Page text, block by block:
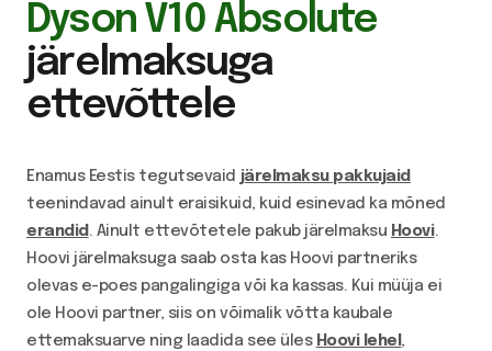
Dyson V10 Absolute
järelmaksuga
ettevõttele
Enamus Eestis tegutsevaid järelmaksu pakkujaid
teenindavad ainult eraisikuid, kuid esinevad ka mõned
erandid . Ainult ettevõtetele pakub järelmaksu Hoovi.
Hoovi järelmaksuga saab osta kas Hoovi partneriks
olevas e-poes pangalingiga või ka kassas. Kui müüja ei
ole Hoovi partner, siis on võimalik võtta kaubale
ettemaksuarve ning laadida see üles Hoovi lehel ,